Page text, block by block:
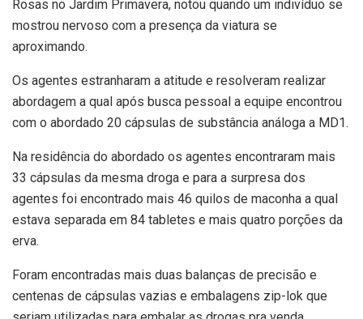
Rosas no Jardim Primavera, notou quando um indivíduo se
mostrou nervoso com a presença da viatura se
aproximando.
Os agentes estranharam a atitude e resolveram realizar
abordagem a qual após busca pessoal a equipe encontrou
com o abordado 20 cápsulas de substância análoga a MD1.
Na residência do abordado os agentes encontraram mais
33 cápsulas da mesma droga e para a surpresa dos
agentes foi encontrado mais 46 quilos de maconha a qual
estava separada em 84 tabletes e mais quatro porções da
erva.
Foram encontradas mais duas balanças de precisão e
centenas de cápsulas vazias e embalagens zip-lok que